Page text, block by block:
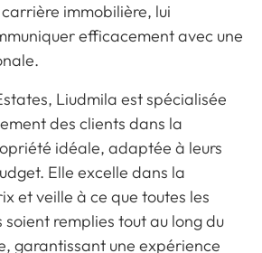
immobilière, lui
efficacement avec une
Liudmila est spécialisée
des clients dans la
idéale, adaptée à leurs
Elle excelle dans la
et veille à ce que toutes les
remplies tout au long du
garantissant une expérience